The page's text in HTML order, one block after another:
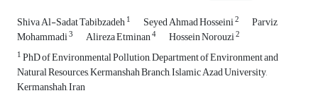
Shiva Al-Sadat Tabibzadeh1 Seyed Ahmad Hosseini2 Parviz
Mohammadi3 Alireza Etminan4 Hossein Norouzi2
1PhD of Environmental Pollution, Department of Environment and
Natural Resources, Kermanshah Branch, Islamic Azad University,
Kermanshah, Iran